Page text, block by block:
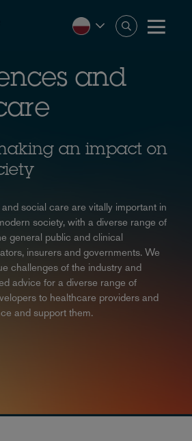
and
an impact on
social care are vitally important in
society, with a diverse range of
general public and clinical
insurers and governments. We
challenges of the industry and
advice for a diverse range of
to healthcare providers and
and support them.